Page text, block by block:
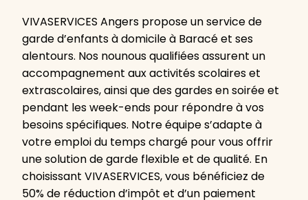
VIVASERVICES Angers propose un service de
garde d’enfants à domicile à Baracé et ses
alentours. Nos nounous qualifiées assurent un
accompagnement aux activités scolaires et
extrascolaires, ainsi que des gardes en soirée et
pendant les week-ends pour répondre à vos
besoins spécifiques. Notre équipe s’adapte à
votre emploi du temps chargé pour vous offrir
une solution de garde flexible et de qualité. En
choisissant VIVASERVICES, vous bénéficiez de
50% de réduction d’impôt et d’un paiement